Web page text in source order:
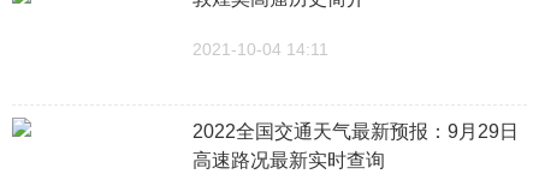
2021-10-04 14:11
2022全国交通天气最新预报：9月29日
高速路况最新实时查询